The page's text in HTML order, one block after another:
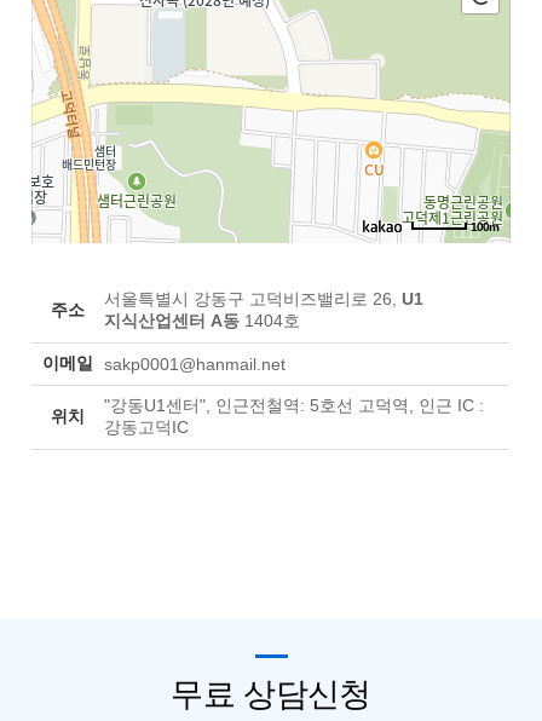
100m
주소
서울특별시 강동구 고덕비즈밸리로 26,U1
지식산업센터 A동 1404호
이메일 sakp0001@hanmail.net
위치
"강동U1센터", 인근전철역: 5호선 고덕역, 인근 IC :
강동고덕IC
무료 상담신청